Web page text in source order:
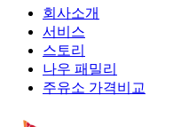
회사소개
서비스
스토리
나우 패밀리
주유소 가격비교